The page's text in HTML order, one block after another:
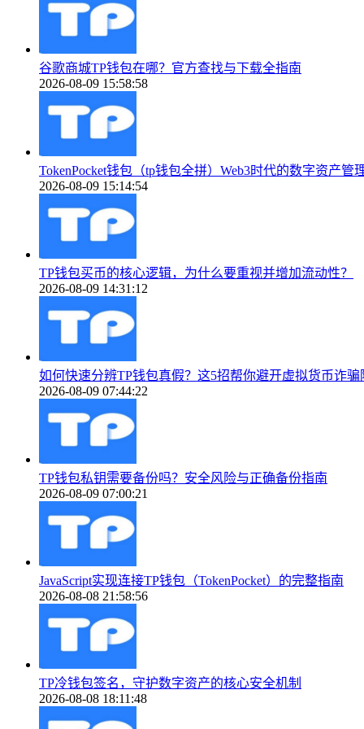
谷歌商城TP钱包在哪？官方查找与下载全指南
2026-08-09 15:58:58
TokenPocket钱包（tp钱包全拼）Web3时代的数字资产管
2026-08-09 15:14:54
TP钱包买币的核心逻辑，为什么要重视并增加流动性？
2026-08-09 14:31:12
如何快速分辨TP钱包真假？这5招帮你避开虚拟货币诈骗
2026-08-09 07:44:22
TP钱包私钥需要备份吗？安全风险与正确备份指南
2026-08-09 07:00:21
JavaScript实现连接TP钱包（TokenPocket）的完整指南
2026-08-08 21:58:56
TP冷钱包签名，守护数字资产的核心安全机制
2026-08-08 18:11:48